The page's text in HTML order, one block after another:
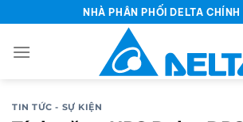
qua
nội
NHÀ PHÂN PHỐI DELTA CHÍNH
TIN TỨC - SỰ KIỆN